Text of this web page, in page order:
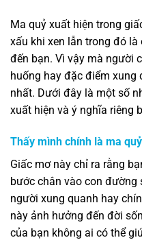
Ma quỷ xuất hiện trong
xấu khi xen lẫn trong đó
đến bạn. Vì vậy mà người
huống hay đặc điểm xung
nhất. Dưới đây là một số
xuất hiện và ý nghĩa riêng
Thấy mình chính là ma quỷ
Giấc mơ này chỉ ra rằng
bước chân vào con đường
người xung quanh hay
này ảnh hưởng đến đời
của bạn không ai có thể